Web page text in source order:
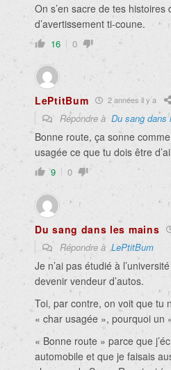
On s’en sacre de tes histoires
d’avertissement ti-coune.
16 0
LePtitBum 2 années il y a
Répondre à Du sang dans
Bonne route, ça sonne
usagée ce que tu dois être
9 0
Du sang dans les mains
Répondre à LePtitBum
Je n’ai pas étudié à
devenir vendeur d’autos.
Toi, par contre, on voit que tu
« char usagée », pourquoi un
« Bonne route » parce que
automobile et que je faisais